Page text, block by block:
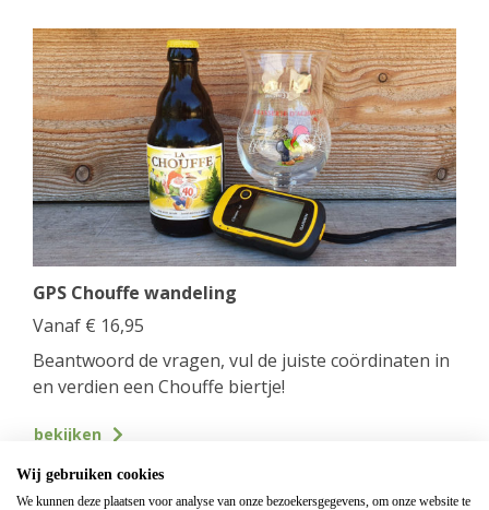
GPS Chouffe wandeling
Vanaf € 16,95
Beantwoord de vragen, vul de juiste coördinaten in
en verdien een Chouffe biertje!
bekijken
Wij gebruiken cookies
We kunnen deze plaatsen voor analyse van onze bezoekersgegevens, om onze website te